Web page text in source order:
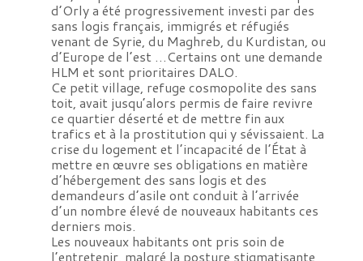
d’Orly a été progressivement investi par des
sans logis français, immigrés et réfugiés
venant de Syrie, du Maghreb, du Kurdistan, ou
d’Europe de l’est …Certains ont une demande
HLM et sont prioritaires DALO.
Ce petit village, refuge cosmopolite des sans
toit, avait jusqu’alors permis de faire revivre
ce quartier déserté et de mettre fin aux
trafics et à la prostitution qui y sévissaient. La
crise du logement et l’incapacité de l’État à
mettre en œuvre ses obligations en matière
d’hébergement des sans logis et des
demandeurs d’asile ont conduit à l’arrivée
d’un nombre élevé de nouveaux habitants ces
derniers mois.
Les nouveaux habitants ont pris soin de
l’entretenir, malgré la posture stigmatisante